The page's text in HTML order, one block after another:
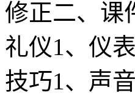
修正二、课
礼仪1、仪
技巧1、声